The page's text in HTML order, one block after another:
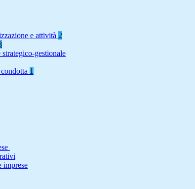
e attività 2
gestionale
1
imprese